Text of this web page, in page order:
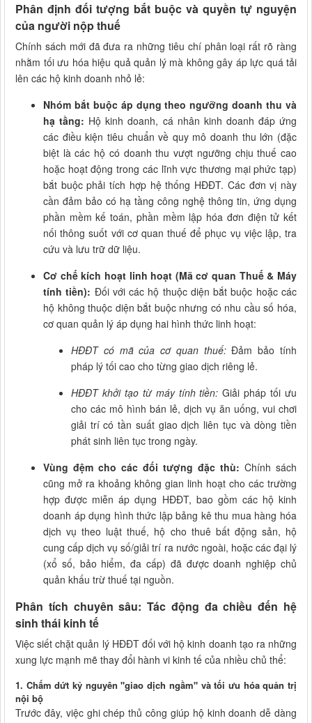
Phân định đối tượng bắt buộc và quyền tự nguyện
của người nộp thuế
Chính sách mới đã đưa ra những tiêu chí phân loại rất rõ ràng
nhằm tối ưu hóa hiệu quả quản lý mà không gây áp lực quá tải
lên các hộ kinh doanh nhỏ lẻ:
Nhóm bắt buộc áp dụng theo ngưỡng doanh thu và
hạ tầng: Hộ kinh doanh, cá nhân kinh doanh đáp ứng
các điều kiện tiêu chuẩn về quy mô doanh thu lớn (đặc
biệt là các hộ có doanh thu vượt ngưỡng chịu thuế cao
hoặc hoạt động trong các lĩnh vực thương mại phức tạp)
bắt buộc phải tích hợp hệ thống HĐĐT. Các đơn vị này
cần đảm bảo có hạ tầng công nghệ thông tin, ứng dụng
phần mềm kế toán, phần mềm lập hóa đơn điện tử kết
nối thông suốt với cơ quan thuế để phục vụ việc lập, tra
cứu và lưu trữ dữ liệu.
Cơ chế kích hoạt linh hoạt (Mã cơ quan Thuế & Máy
tính tiền): Đối với các hộ thuộc diện bắt buộc hoặc các
hộ không thuộc diện bắt buộc nhưng có nhu cầu số hóa,
cơ quan quản lý áp dụng hai hình thức linh hoạt:
HĐĐT có mã của cơ quan thuế:Đảm bảo tính
pháp lý tối cao cho từng giao dịch riêng lẻ.
HĐĐT khởi tạo từ máy tính tiền: Giải pháp tối ưu
cho các mô hình bán lẻ, dịch vụ ăn uống, vui chơi
giải trí có tần suất giao dịch liên tục và dòng tiền
phát sinh liên tục trong ngày.
Vùng đệm cho các đối tượng đặc thù: Chính sách
cũng mở ra khoảng không gian linh hoạt cho các trường
hợp được miễn áp dụng HĐĐT, bao gồm các hộ kinh
doanh áp dụng hình thức lập bảng kê thu mua hàng hóa
dịch vụ theo luật thuế, hộ cho thuê bất động sản, hộ
cung cấp dịch vụ số/giải trí ra nước ngoài, hoặc các đại lý
(xổ số, bảo hiểm, đa cấp) đã được doanh nghiệp chủ
quản khấu trừ thuế tại nguồn.
Phân tích chuyên sâu: Tác động đa chiều đến hệ
sinh thái kinh tế
Việc siết chặt quản lý HĐĐT đối với hộ kinh doanh tạo ra những
xung lực mạnh mẽ thay đổi hành vi kinh tế của nhiều chủ thể:
1. Chấm dứt kỷ nguyên "giao dịch ngầm" và tối ưu hóa quản trị
nội bộ
Trước đây, việc ghi chép thủ công giúp hộ kinh doanh dễ dàng